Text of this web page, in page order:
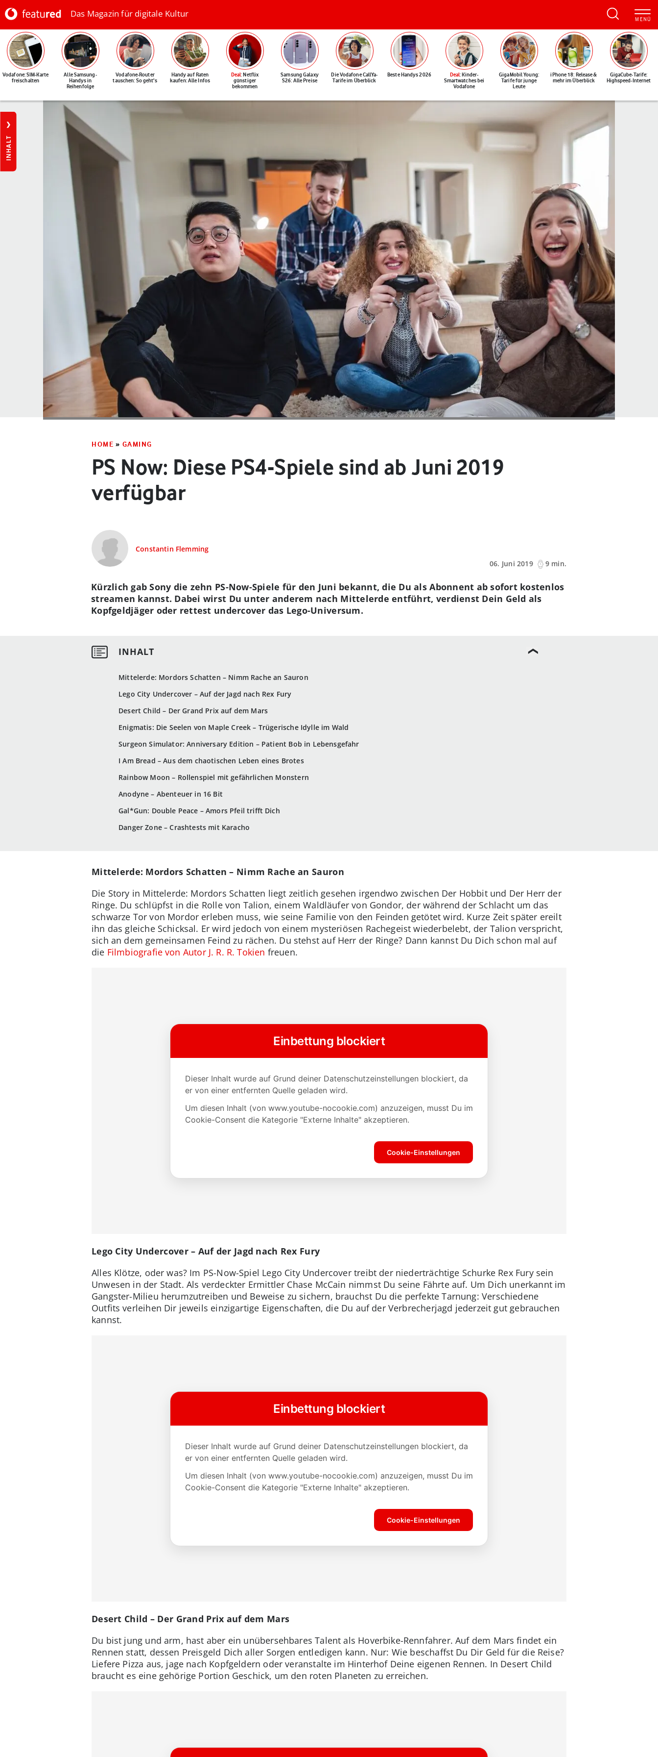
Das Magazin für digitale Kultur
Vodafone: SIM-Karte
freischalten
Alle Samsung-
Handys in
Reihenfolge
Vodafone-Router
tauschen: So geht's
Handy auf Raten
kaufen: Alle Infos
Deal: Netflix
günstiger
bekommen
Samsung Galaxy
S26: Alle Preise
Die Vodafone CallYa-
Tarife im Überblick
Beste Handys 2026 Deal: Kinder-
Smartwatches bei
Vodafone
GigaMobil Young:
Tarife für junge
Leute
iPhone 18: Release &
mehr im Überblick
GigaCube-Tarife:
Highspeed-Internet
INHALT
HOME » GAMING
PS Now: Diese PS4-Spiele sind ab Juni 2019
verfügbar
Constantin Flemming
06. Juni 2019
9 min.
Mittelerde: Mordors Schatten – Nimm Rache an Sauron
Lego City Undercover – Auf der Jagd nach Rex Fury
Desert Child – Der Grand Prix auf dem Mars
Enigmatis: Die Seelen von Maple Creek – Trügerische Idylle im Wald
Surgeon Simulator: Anniversary Edition – Patient Bob in Lebensgefahr
I Am Bread – Aus dem chaotischen Leben eines Brotes
Rainbow Moon – Rollenspiel mit gefährlichen Monstern
Anodyne – Abenteuer in 16 Bit
Gal*Gun: Double Peace – Amors Pfeil trifft Dich
Danger Zone – Crashtests mit Karacho
Kürzlich gab Sony die zehn PS-Now-Spiele für den Juni bekannt, die Du als Abonnent ab sofort kostenlos
streamen kannst. Dabei wirst Du unter anderem nach Mittelerde entführt, verdienst Dein Geld als
Kopfgeldjäger oder rettest undercover das Lego-Universum.
Mittelerde: Mordors Schatten – Nimm Rache an Sauron
Die Story in Mittelerde: Mordors Schatten liegt zeitlich gesehen irgendwo zwischen Der Hobbit und Der Herr der
Ringe. Du schlüpfst in die Rolle von Talion, einem Waldläufer von Gondor, der während der Schlacht um das
schwarze Tor von Mordor erleben muss, wie seine Familie von den Feinden getötet wird. Kurze Zeit später ereilt
ihn das gleiche Schicksal. Er wird jedoch von einem mysteriösen Rachegeist wiederbelebt, der Talion verspricht,
sich an dem gemeinsamen Feind zu rächen. Du stehst auf Herr der Ringe? Dann kannst Du Dich schon mal auf
die Filmbiografie von Autor J. R. R. Tokien freuen.
Lego City Undercover – Auf der Jagd nach Rex Fury
Alles Klötze, oder was? Im PS-Now-Spiel Lego City Undercover treibt der niederträchtige Schurke Rex Fury sein
Unwesen in der Stadt. Als verdeckter Ermittler Chase McCain nimmst Du seine Fährte auf. Um Dich unerkannt im
Gangster-Milieu herumzutreiben und Beweise zu sichern, brauchst Du die perfekte Tarnung: Verschiedene
Outfits verleihen Dir jeweils einzigartige Eigenschaften, die Du auf der Verbrecherjagd jederzeit gut gebrauchen
kannst.
Desert Child – Der Grand Prix auf dem Mars
Du bist jung und arm, hast aber ein unübersehbares Talent als Hoverbike-Rennfahrer. Auf dem Mars findet ein
Rennen statt, dessen Preisgeld Dich aller Sorgen entledigen kann. Nur: Wie beschaffst Du Dir Geld für die Reise?
Liefere Pizza aus, jage nach Kopfgeldern oder veranstalte im Hinterhof Deine eigenen Rennen. In Desert Child
braucht es eine gehörige Portion Geschick, um den roten Planeten zu erreichen.